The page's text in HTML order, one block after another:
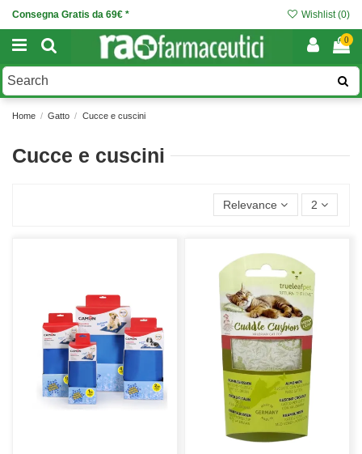
Consegna Gratis da 69€ * Wishlist (0)
0
Home Gatto Cucce e cuscini
Cucce e cuscini
Relevance 2